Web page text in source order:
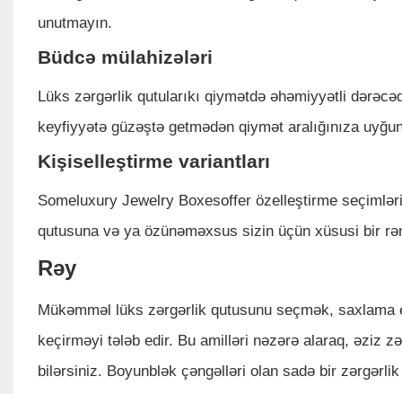
unutmayın.
Büdcə mülahizələri
Lüks zərgərlik qutularıkı qiymətdə əhəmiyyətli
keyfiyyətə güzəştə getmədən qiymət aralığınıza
Kişiselleştirme variantları
Someluxury Jewelry Boxesoffer özelleştirme
qutusuna və ya özünəməxsus sizin üçün xüsusi bir
Rəy
Mükəmməl lüks zərgərlik qutusunu seçmək,
keçirməyi tələb edir. Bu amilləri nəzərə alaraq, əziz
bilərsiniz. Boyunblək çəngəlləri olan sadə bir